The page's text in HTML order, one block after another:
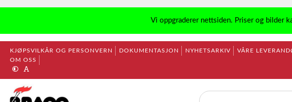
Vi oppgraderer nettsiden. Priser og bilder
KJØPSVILKÅR OG PERSONVERN DOKUMENTASJON NYHETSARKIV VÅRE
OM OSS